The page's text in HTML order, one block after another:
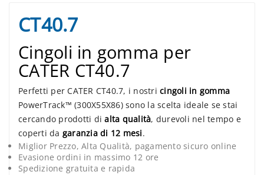
CT40.7
Cingoli in gomma per
CATER CT40.7
Perfetti per CATER CT40.7, i nostri cingoli in gomma
PowerTrack™ (300X55X86) sono la scelta ideale se stai
cercando prodotti dialta qualità, durevoli nel tempo e
coperti da garanzia di 12 mesi.
Miglior Prezzo, Alta Qualità, pagamento sicuro online
Evasione ordini in massimo 12 ore
Spedizione gratuita e rapida